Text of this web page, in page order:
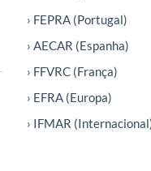
› FEPRA (Portugal)
› AECAR (Espanha)
› FFVRC (França)
› EFRA (Europa)
› IFMAR